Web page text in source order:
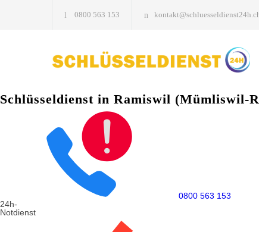
0800 563 153
Schlüsseldienst in Ramiswil (Mümliswil-
0800 563 153
24h-
Notdienst